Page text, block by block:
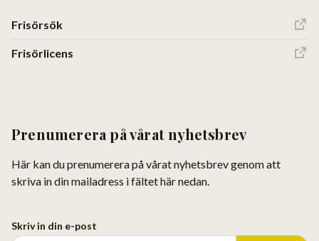
Frisörsök
Frisörlicens
Prenumerera på vårat nyhetsbrev
Här kan du prenumerera på vårat nyhetsbrev genom att
skriva in din mailadress i fältet här nedan.
Skriv in din e-post